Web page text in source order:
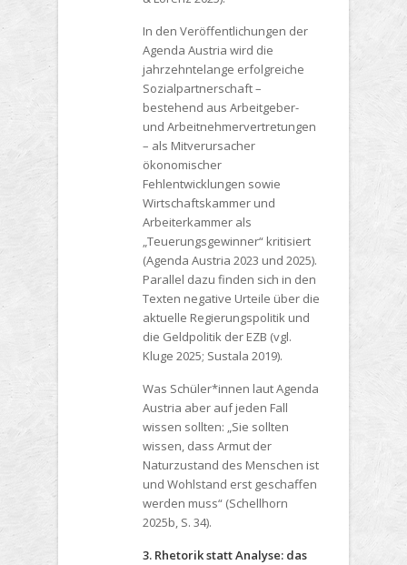
In den Veröffentlichungen der
Agenda Austria wird die
jahrzehntelange erfolgreiche
Sozialpartnerschaft –
bestehend aus Arbeitgeber-
und Arbeitnehmervertretungen
– als Mitverursacher
ökonomischer
Fehlentwicklungen sowie
Wirtschaftskammer und
Arbeiterkammer als
„Teuerungsgewinner“ kritisiert
(Agenda Austria 2023 und 2025).
Parallel dazu finden sich in den
Texten negative Urteile über die
aktuelle Regierungspolitik und
die Geldpolitik der EZB (vgl.
Kluge 2025; Sustala 2019).
Was Schüler*innen laut Agenda
Austria aber auf jeden Fall
wissen sollten: „Sie sollten
wissen, dass Armut der
Naturzustand des Menschen ist
und Wohlstand erst geschaffen
werden muss“ (Schellhorn
2025b, S. 34).
3. Rhetorik statt Analyse: das